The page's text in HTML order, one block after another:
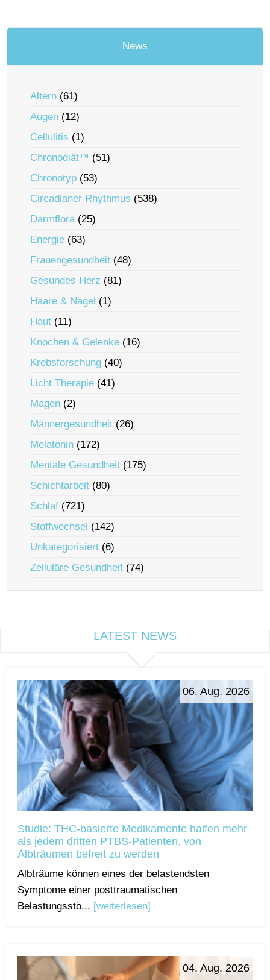
News
Altern (61)
Augen (12)
Cellulitis (1)
Chronodiät™ (51)
Chronotyp (53)
Circadianer Rhythmus (538)
Darmflora(25)
Energie (63)
Frauengesundheit (48)
Gesundes Herz (81)
Haare & Nägel (1)
Haut (11)
Knochen & Gelenke (16)
Krebsforschung (40)
Licht Therapie (41)
Magen (2)
Männergesundheit (26)
Melatonin (172)
Mentale Gesundheit (175)
Schichtarbeit (80)
Schlaf (721)
Stoffwechsel (142)
Unkategorisiert (6)
Zelluläre Gesundheit (74)
LATEST NEWS
06. Aug. 2026
Studie: THC-basierte Medikamente halfen mehr
als jedem dritten PTBS-Patienten, von
Albträumen befreit zu werden
Albträume können eines der belastendsten
Symptome einer posttraumatischen
Belastungsstö... [weiterlesen]
04. Aug. 2026